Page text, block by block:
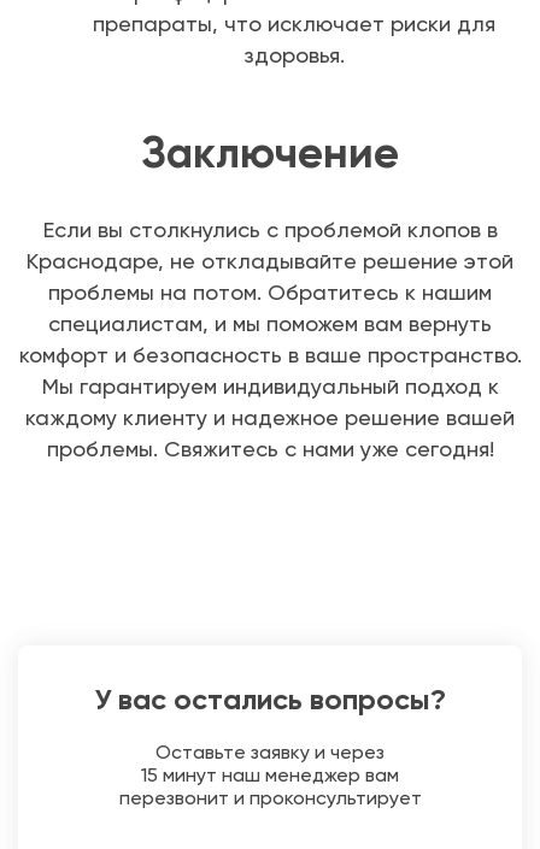
препараты, что исключает риски для
здоровья.
Заключение
Если вы столкнулись с проблемой клопов в
Краснодаре, не откладывайте решение этой
проблемы на потом. Обратитесь к нашим
специалистам, и мы поможем вам вернуть
комфорт и безопасность в ваше пространство.
Мы гарантируем индивидуальный подход к
каждому клиенту и надежное решение вашей
проблемы. Свяжитесь с нами уже сегодня!
У вас остались вопросы?
Оставьте заявку и через
15 минут наш менеджер вам
перезвонит и проконсультирует